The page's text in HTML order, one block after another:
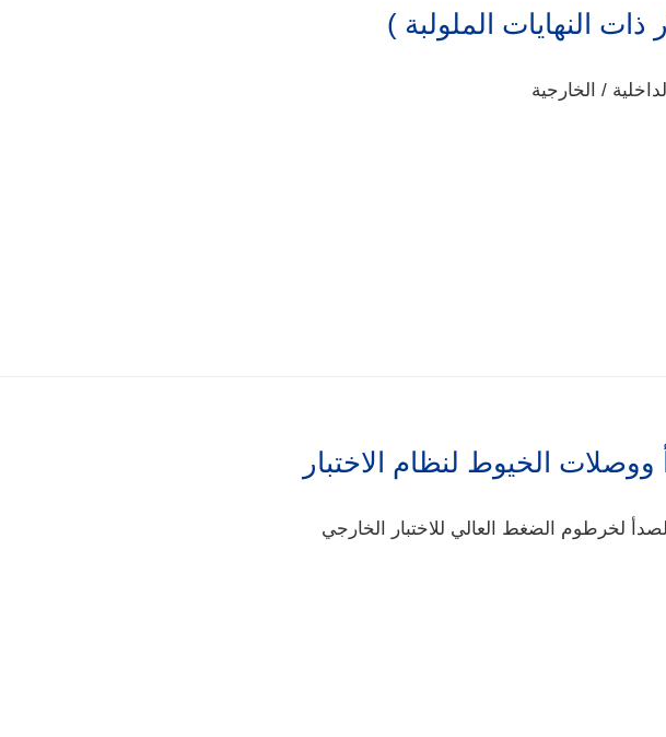
النهايات الملولبة )
ووصلات الخيوط لنظام الاختبار
لخرطوم الضغط العالي للاختبار الخارجي